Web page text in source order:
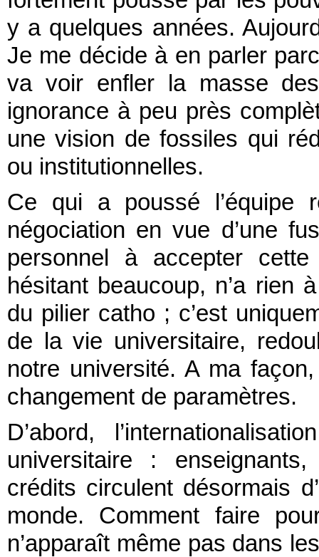
y a quelques années.
Je me décide à en parler
va voir enfler la masse
ignorance à peu près
une vision de fossiles qui
ou institutionnelles.
Ce qui a poussé l’équipe
négociation en vue d’une
personnel à accepter
hésitant beaucoup, n’a rien
du pilier catho ; c’est
de la vie universitaire,
notre université. A ma
changement de paramètres.
D’abord,
universitaire :
crédits circulent désormais
monde. Comment faire
n’apparaît même pas dans